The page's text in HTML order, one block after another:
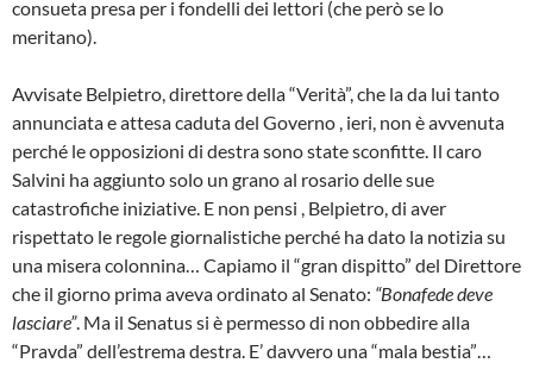
consueta presa per i fondelli dei lettori (che però se lo
meritano).
Avvisate Belpietro, direttore della “Verità”, che la da lui tanto
annunciata e attesa caduta del Governo , ieri, non è avvenuta
perché le opposizioni di destra sono state sconfitte. Il caro
Salvini ha aggiunto solo un grano al rosario delle sue
catastrofiche iniziative. E non pensi , Belpietro, di aver
rispettato le regole giornalistiche perché ha dato la notizia su
una misera colonnina… Capiamo il “gran dispitto” del Direttore
che il giorno prima aveva ordinato al Senato: “Bonafede deve
lasciare”. Ma il Senatus si è permesso di non obbedire alla
“Pravda” dell’estrema destra. E’ davvero una “mala bestia”…